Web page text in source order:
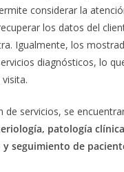
considerar la
los datos del
Igualmente, los
diagnósticos, lo
servicios, se
patología
seguimiento de